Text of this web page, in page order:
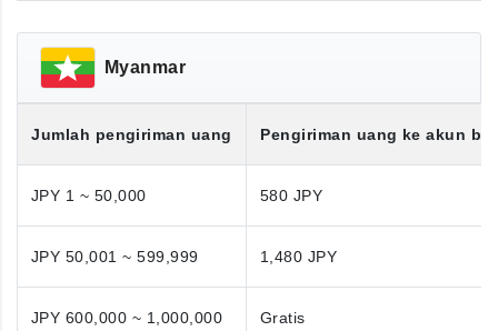
Myanmar
Jumlah pengiriman uang Pengiriman uang ke akun
JPY 1 ~ 50,000 580 JPY
JPY 50,001 ~ 599,999 1,480 JPY
JPY 600,000 ~ 1,000,000 Gratis